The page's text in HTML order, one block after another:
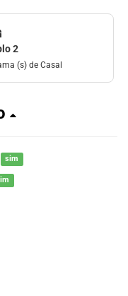
2
(s) de Casal
sim